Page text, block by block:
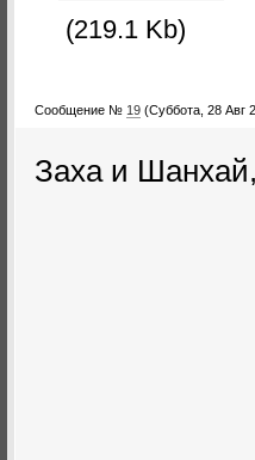
(219.1 Kb)
Сообщение № 19 (Суббота, 28 Авг
Заха и